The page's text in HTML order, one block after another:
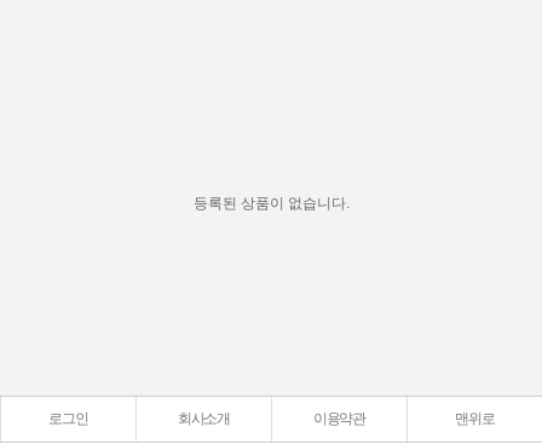
등록된 상품이 없습니다.
로그인 회사소개 이용약관 맨위로